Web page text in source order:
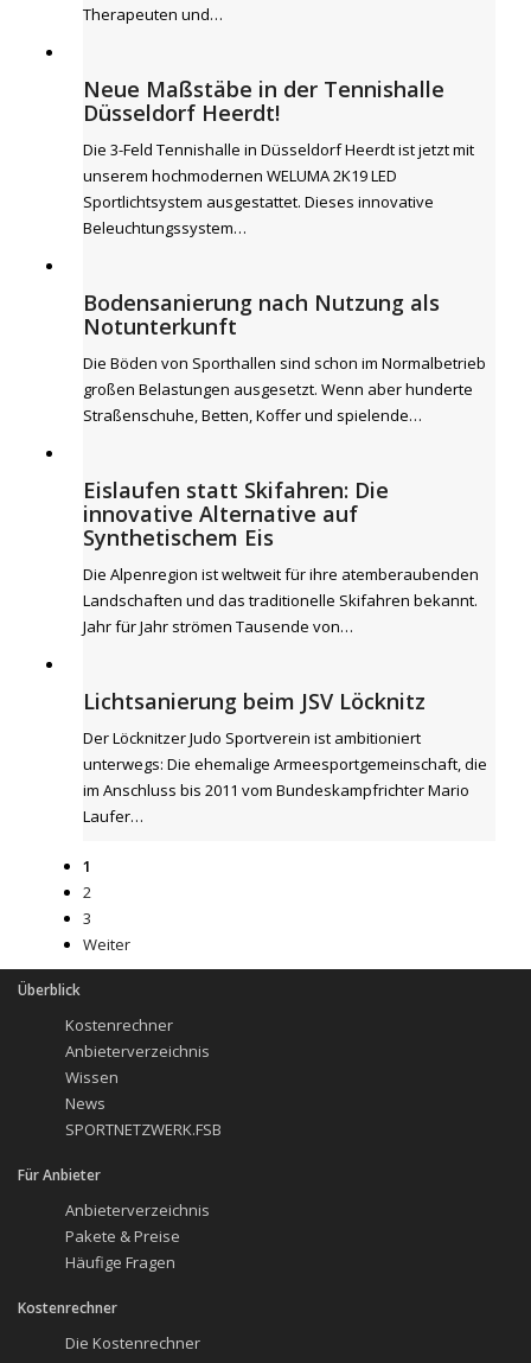
Therapeuten und…
Neue Maßstäbe in der Tennishalle
Düsseldorf Heerdt!
Die 3-Feld Tennishalle in Düsseldorf Heerdt ist jetzt mit
unserem hochmodernen WELUMA 2K19 LED
Sportlichtsystem ausgestattet. Dieses innovative
Beleuchtungssystem…
Bodensanierung nach Nutzung als
Notunterkunft
Die Böden von Sporthallen sind schon im Normalbetrieb
großen Belastungen ausgesetzt. Wenn aber hunderte
Straßenschuhe, Betten, Koffer und spielende…
Eislaufen statt Skifahren: Die
innovative Alternative auf
Synthetischem Eis
Die Alpenregion ist weltweit für ihre atemberaubenden
Landschaften und das traditionelle Skifahren bekannt.
Jahr für Jahr strömen Tausende von…
Lichtsanierung beim JSV Löcknitz
Der Löcknitzer Judo Sportverein ist ambitioniert
unterwegs: Die ehemalige Armeesportgemeinschaft, die
im Anschluss bis 2011 vom Bundeskampfrichter Mario
Laufer…
1
2
3
Weiter
Überblick
Kostenrechner
Anbieterverzeichnis
Wissen
News
SPORTNETZWERK.FSB
Für Anbieter
Anbieterverzeichnis
Pakete & Preise
Häufige Fragen
Kostenrechner
Die Kostenrechner